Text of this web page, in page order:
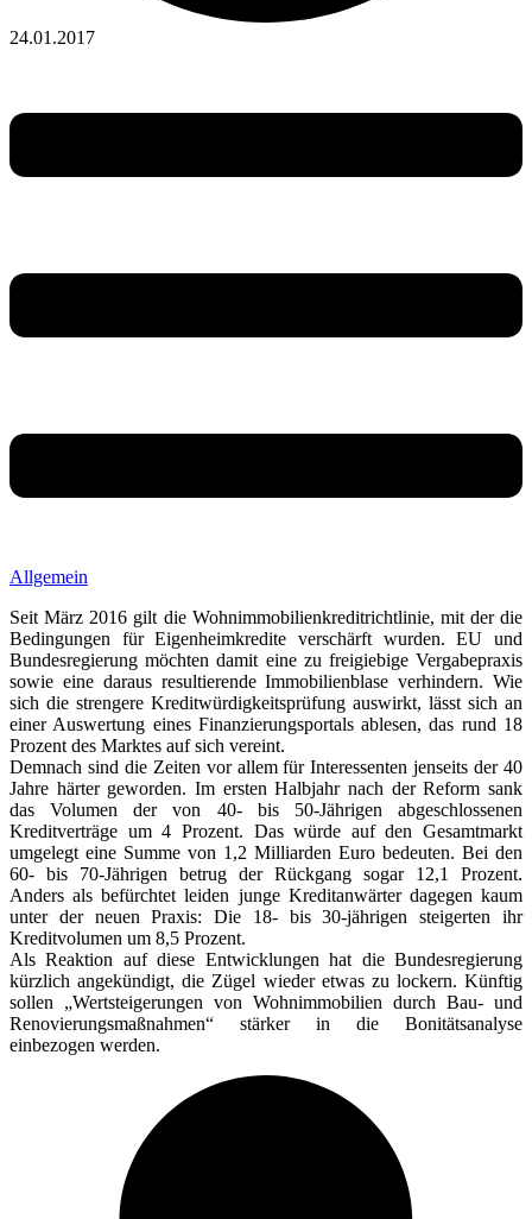
24.01.2017
Allgemein
Seit März 2016 gilt die Wohnimmobilienkreditrichtlinie, mit der die
Bedingungen für Eigenheimkredite verschärft wurden. EU und
Bundesregierung möchten damit eine zu freigiebige Vergabepraxis
sowie eine daraus resultierende Immobilienblase verhindern. Wie
sich die strengere Kreditwürdigkeitsprüfung auswirkt, lässt sich an
einer Auswertung eines Finanzierungsportals ablesen, das rund 18
Prozent des Marktes auf sich vereint.
Demnach sind die Zeiten vor allem für Interessenten jenseits der 40
Jahre härter geworden. Im ersten Halbjahr nach der Reform sank
das Volumen der von 40- bis 50-Jährigen abgeschlossenen
Kreditverträge um 4 Prozent. Das würde auf den Gesamtmarkt
umgelegt eine Summe von 1,2 Milliarden Euro bedeuten. Bei den
60- bis 70-Jährigen betrug der Rückgang sogar 12,1 Prozent.
Anders als befürchtet leiden junge Kreditanwärter dagegen kaum
unter der neuen Praxis: Die 18- bis 30-jährigen steigerten ihr
Kreditvolumen um 8,5 Prozent.
Als Reaktion auf diese Entwicklungen hat die Bundesregierung
kürzlich angekündigt, die Zügel wieder etwas zu lockern. Künftig
sollen „Wertsteigerungen von Wohnimmobilien durch Bau- und
Renovierungsmaßnahmen“ stärker in die Bonitätsanalyse
einbezogen werden.